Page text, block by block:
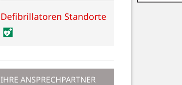
Defibrillatoren Standorte
IHRE ANSPRECHPARTNER